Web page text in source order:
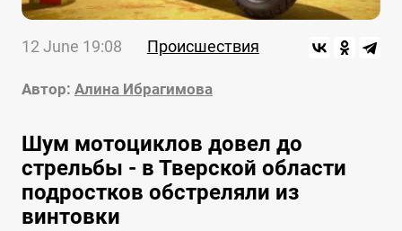
12 June 19:08 Происшествия
Автор: Алина Ибрагимова
Шум мотоциклов довел до
стрельбы - в Тверской области
подростков обстреляли из
винтовки